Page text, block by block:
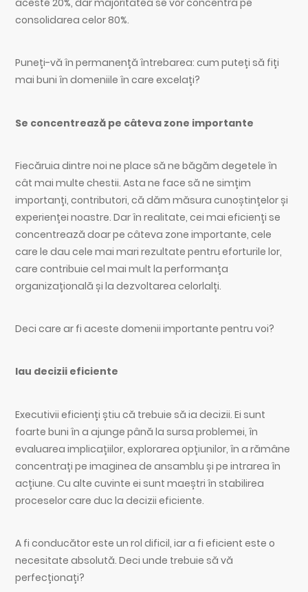
aceste 20%, dar majoritatea se vor concentra pe
consolidarea celor 80%.
Puneți-vă în permanență întrebarea: cum puteți să fiți
mai buni în domeniile în care excelați?
Se concentrează pe câteva zone importante
Fiecăruia dintre noi ne place să ne băgăm degetele în
cât mai multe chestii. Asta ne face să ne simțim
importanți, contributori, că dăm măsura cunoștințelor și
experienței noastre. Dar în realitate, cei mai eficienți se
concentrează doar pe câteva zone importante, cele
care le dau cele mai mari rezultate pentru eforturile lor,
care contribuie cel mai mult la performanța
organizațională și la dezvoltarea celorlalți.
Deci care ar fi aceste domenii importante pentru voi?
Iau decizii eficiente
Executivii eficienți știu că trebuie să ia decizii. Ei sunt
foarte buni în a ajunge până la sursa problemei, în
evaluarea implicațiilor, explorarea opțiunilor, în a rămâne
concentrați pe imaginea de ansamblu și pe intrarea în
acțiune. Cu alte cuvinte ei sunt maeștri în stabilirea
proceselor care duc la decizii eficiente.
A fi conducător este un rol dificil, iar a fi eficient este o
necesitate absolută. Deci unde trebuie să vă
perfecționați?